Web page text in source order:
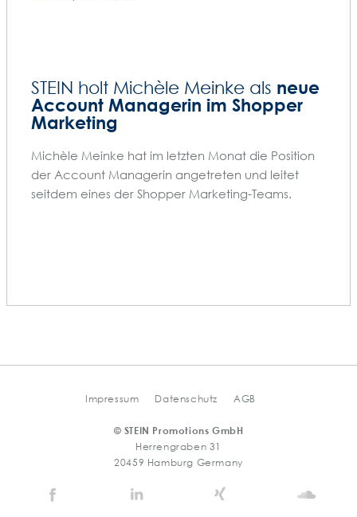
STEIN holt Michèle Meinke als neue
Account Managerin im Shopper
Marketing
Michèle Meinke hat im letzten Monat die Position
der Account Managerin angetreten und leitet
seitdem eines der Shopper Marketing-Teams.
Impressum Datenschutz AGB
© STEIN Promotions GmbH
Herrengraben 31
20459 Hamburg Germany
Stein